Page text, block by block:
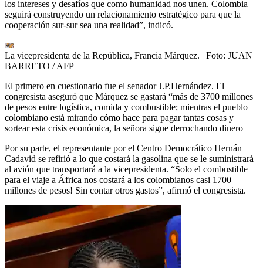
los intereses y desafíos que como humanidad nos unen. Colombia
seguirá construyendo un relacionamiento estratégico para que la
cooperación sur-sur sea una realidad”, indicó.
La vicepresidenta de la República, Francia Márquez. | Foto: JUAN
BARRETO / AFP
El primero en cuestionarlo fue el senador J.P.Hernández. El
congresista aseguró que Márquez se gastará “más de 3700 millones
de pesos entre logística, comida y combustible; mientras el pueblo
colombiano está mirando cómo hace para pagar tantas cosas y
sortear esta crisis económica, la señora sigue derrochando dinero
Por su parte, el representante por el Centro Democrático Hernán
Cadavid se refirió a lo que costará la gasolina que se le suministrará
al avión que transportará a la vicepresidenta. “Solo el combustible
para el viaje a África nos costará a los colombianos casi 1700
millones de pesos! Sin contar otros gastos”, afirmó el congresista.